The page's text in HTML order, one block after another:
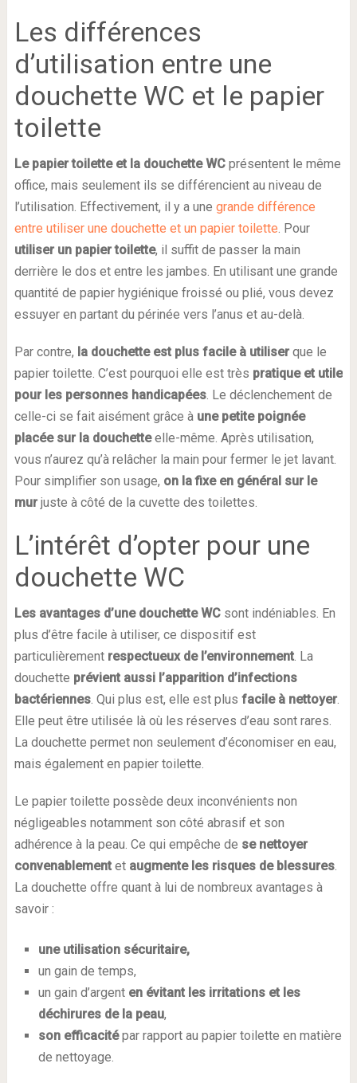
Les différences
d’utilisation entre une
douchette WC et le papier
toilette
Le papier toilette et la douchette WCprésentent le même
office, mais seulement ils se différencient au niveau de
l’utilisation. Effectivement, il y a une grande différence
entre utiliser une douchette et un papier toilette. Pour
utiliser un papier toilette, il suffit de passer la main
derrière le dos et entre les jambes. En utilisant une grande
quantité de papier hygiénique froissé ou plié, vous devez
essuyer en partant du périnée vers l’anus et au-delà.
Par contre, la douchette est plus facile à utiliserque le
papier toilette. C’est pourquoi elle est très pratique et utile
pour les personnes handicapées. Le déclenchement de
celle-ci se fait aisément grâce à une petite poignée
placée sur la douchetteelle-même. Après utilisation,
vous n’aurez qu’à relâcher la main pour fermer le jet lavant.
Pour simplifier son usage, on la fixe en général sur le
murjuste à côté de la cuvette des toilettes.
L’intérêt d’opter pour une
douchette WC
Les avantages d’une douchette WCsont indéniables. En
plus d’être facile à utiliser, ce dispositif est
particulièrement respectueux de l’environnement. La
douchette prévient aussi l’apparition d’infections
bactériennes. Qui plus est, elle est plus facile à nettoyer.
Elle peut être utilisée là où les réserves d’eau sont rares.
La douchette permet non seulement d’économiser en eau,
mais également en papier toilette.
Le papier toilette possède deux inconvénients non
négligeables notamment son côté abrasif et son
adhérence à la peau. Ce qui empêche de se nettoyer
convenablementet augmente les risques de blessures.
La douchette offre quant à lui de nombreux avantages à
savoir :
une utilisation sécuritaire,
un gain de temps,
un gain d’argent en évitant les irritations et les
déchirures de la peau,
son efficacitépar rapport au papier toilette en matière
de nettoyage.